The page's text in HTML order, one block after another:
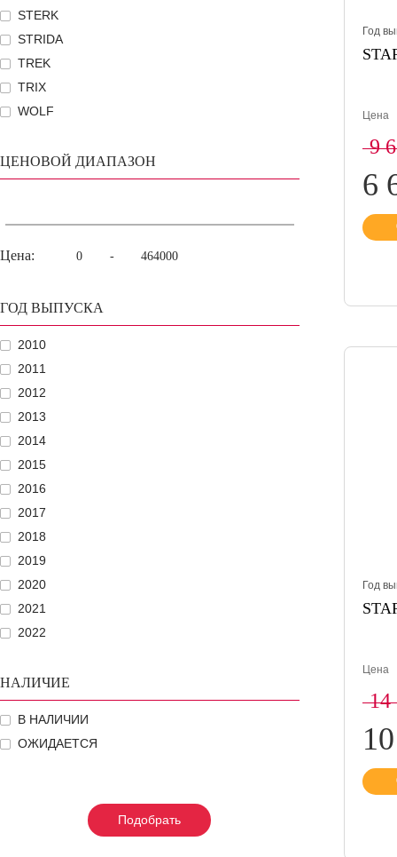
STERK
STRIDA
TREK
TRIX
WOLF
ЦЕНОВОЙ ДИАПАЗОН
Цена: -
ГОД ВЫПУСКА
2010
2011
2012
2013
2014
2015
2016
2017
2018
2019
2020
2021
2022
НАЛИЧИЕ
В НАЛИЧИИ
ОЖИДАЕТСЯ
Подобрать
Подобрать
Подобрать
Год
Цена
9
6
Год
Цена